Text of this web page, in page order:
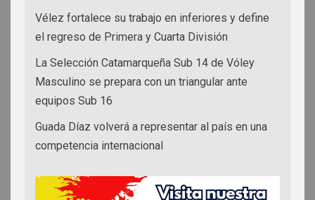
Vélez fortalece su trabajo en inferiores y define
el regreso de Primera y Cuarta División
La Selección Catamarqueña Sub 14 de Vóley
Masculino se prepara con un triangular ante
equipos Sub 16
Guada Díaz volverá a representar al país en una
competencia internacional